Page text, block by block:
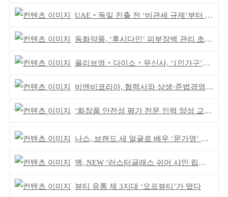
UAE‧독일 진출 전 ‘비관세 규제’부터 챙겨야
동화약품, ‘후시다인’ 피부장벽 관리 초점 ‘리브랜딩’
올리브영‧다이소‧무신사, ‘1인가구’가 이끈다
비앤비코리아, 협력사와 상생·준법경영 선언
‘화장품 안전성 평가 전문 인력 양성 교육’ 실시
나스, 브랜드 새 얼굴로 배우 ‘문가영’ 발탁
맥, NEW ‘러스터글래스 쉬어 샤인 립스틱’ 출시
뷰티 유통 제 3지대 ‘오프뷰티’가 떴다